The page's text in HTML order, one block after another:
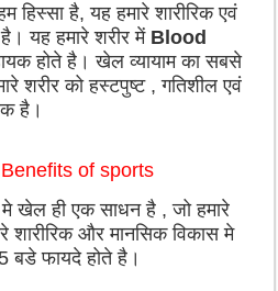
हिस्सा है,यह हमारे शारीरिक एवं
यह हमारे शरीर में Blood
होते है। खेल व्यायाम का सबसे
शरीर को हस्टपुष्ट ,गतिशील एवं
है।
Benefits of sports
मे खेल ही एक साधन है ,जो हमारे
शारीरिक और मानसिक विकास मे
5बडे फायदे होते है।